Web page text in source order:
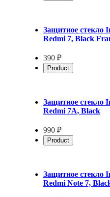
Защитное стекло
Redmi 7, Black
390 ₽
Product
Защитное стекло
Redmi 7A, Black
990 ₽
Product
Защитное стекло
Redmi Note 7,